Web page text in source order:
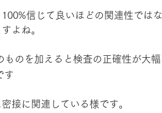
信じて良いほどの関連性では
よね。
のを加えると検査の正確性が大幅
す
接に関連している様です。